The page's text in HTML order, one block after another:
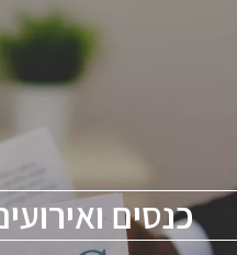
כנסים
כנסים
בתעשיית הסמיקונדקטור
be held on May 12-13,